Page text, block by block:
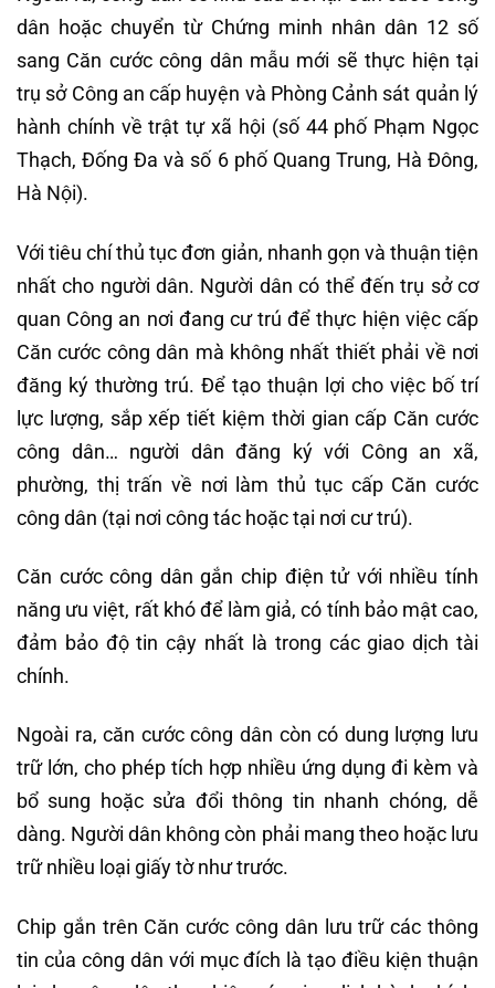
dân hoặc chuyển từ Chứng minh nhân dân 12 số
sang Căn cước công dân mẫu mới sẽ thực hiện tại
trụ sở Công an cấp huyện và Phòng Cảnh sát quản lý
hành chính về trật tự xã hội (số 44 phố Phạm Ngọc
Thạch, Đống Đa và số 6 phố Quang Trung, Hà Đông,
Hà Nội).
Với tiêu chí thủ tục đơn giản, nhanh gọn và thuận tiện
nhất cho người dân. Người dân có thể đến trụ sở cơ
quan Công an nơi đang cư trú để thực hiện việc cấp
Căn cước công dân mà không nhất thiết phải về nơi
đăng ký thường trú. Để tạo thuận lợi cho việc bố trí
lực lượng, sắp xếp tiết kiệm thời gian cấp Căn cước
công dân… người dân đăng ký với Công an xã,
phường, thị trấn về nơi làm thủ tục cấp Căn cước
công dân (tại nơi công tác hoặc tại nơi cư trú).
Căn cước công dân gắn chip điện tử với nhiều tính
năng ưu việt, rất khó để làm giả, có tính bảo mật cao,
đảm bảo độ tin cậy nhất là trong các giao dịch tài
chính.
Ngoài ra, căn cước công dân còn có dung lượng lưu
trữ lớn, cho phép tích hợp nhiều ứng dụng đi kèm và
bổ sung hoặc sửa đổi thông tin nhanh chóng, dễ
dàng. Người dân không còn phải mang theo hoặc lưu
trữ nhiều loại giấy tờ như trước.
Chip gắn trên Căn cước công dân lưu trữ các thông
tin của công dân với mục đích là tạo điều kiện thuận